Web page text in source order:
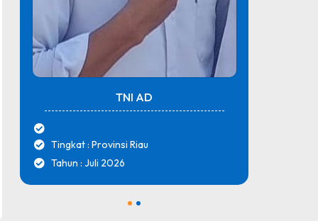
TNI AD
Tingkat : Provinsi Riau
Tahun : Juli 2026